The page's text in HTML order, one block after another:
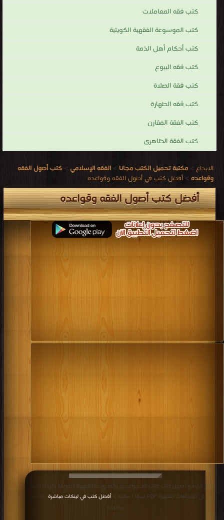
كتب فقه المعاملات
كتب الموسوعة الفقهية الكويتية
كتب أحكام أهل الذمة
كتب فقه البيوع
كتب فقة الصلاة
كتب فقه الطهارة
كتب الفقة المقارن
كتب الفقة الظاهرى
الابداع > مكتبة تحميل الكتب مجانا > الفقه الإسلامي > كتب أصول الفقه
وقواعده > أفضل كتب في أصول الفقه وقواعده
أفضل كتب أصول الفقه وقواعده
قراءة و تحميل كتاب كتاب القـــواعـــد والضـوابـط الفقهية المتعلقة بالزكاة وأثرها
في الاتجاهات الفقهية PDF مجانا | مكتبة >
أفضل كتب في لينكات مباشرة
| التحميل :
مرة/مرات